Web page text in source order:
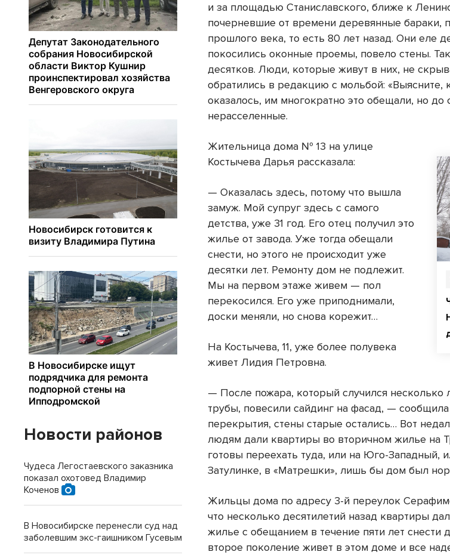
и за площадью Станиславского, ближе к
почерневшие от времени деревянные бараки,
прошлого века, то есть 80 лет назад. Они еле
покосились оконные проемы, повело стены.
десятков. Люди, которые живут в них, не
обратились в редакцию с мольбой: «Выясните,
оказалось, им многократно это обещали, но до
нерасселенные.
Жительница дома № 13 на улице
Костычева Дарья рассказала:
— Оказалась здесь, потому что вышла
замуж. Мой супруг здесь с самого
детства, уже 31 год. Его отец получил это
жилье от завода. Уже тогда обещали
снести, но этого не происходит уже
десятки лет. Ремонту дом не подлежит.
Мы на первом этаже живем — пол
перекосился. Его уже приподнимали,
доски меняли, но снова корежит…
На Костычева, 11, уже более полувека
живет Лидия Петровна.
— После пожара, который случился несколько
трубы, повесили сайдинг на фасад, —
перекрытия, стены старые остались… Вот
людям дали квартиры во вторичном жилье на
готовы переехать туда, или на Юго-Западный,
Затулинке, в «Матрешки», лишь бы дом был
Жильцы дома по адресу 3-й переулок
что несколько десятилетий назад квартиры
жилье с обещанием в течение пяти лет снести
второе поколение живет в этом доме и все
Новости районов
Чудеса Легостаевского заказника
показал охотовед Владимир
Коченов
В Новосибирске перенесли суд над
заболевшим экс-гаишником Гусевым